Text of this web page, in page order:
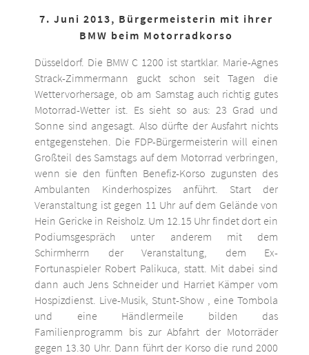
7. Juni 2013, Bürgermeisterin mit ihrer
BMW beim Motorradkorso
Düsseldorf. Die BMW C 1200 ist startklar. Marie-Agnes
Strack-Zimmermann guckt schon seit Tagen die
Wettervorhersage, ob am Samstag auch richtig gutes
Motorrad-Wetter ist. Es sieht so aus: 23 Grad und
Sonne sind angesagt. Also dürfte der Ausfahrt nichts
entgegenstehen. Die FDP-Bürgermeisterin will einen
Großteil des Samstags auf dem Motorrad verbringen,
wenn sie den fünften Benefiz-Korso zugunsten des
Ambulanten Kinderhospizes anführt. Start der
Veranstaltung ist gegen 11 Uhr auf dem Gelände von
Hein Gericke in Reisholz. Um 12.15 Uhr findet dort ein
Podiumsgespräch unter anderem mit dem
Schirmherrn der Veranstaltung, dem Ex-
Fortunaspieler Robert Palikuca, statt. Mit dabei sind
dann auch Jens Schneider und Harriet Kämper vom
Hospizdienst. Live-Musik, Stunt-Show , eine Tombola
und eine Händlermeile bilden das
Familienprogramm bis zur Abfahrt der Motorräder
gegen 13.30 Uhr. Dann führt der Korso die rund 2000